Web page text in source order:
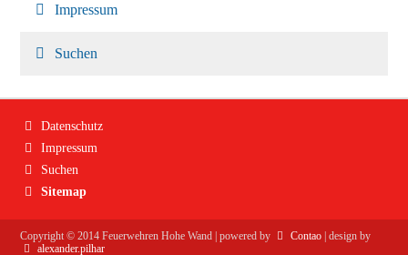
Impressum
Suchen
Navigation
Datenschutz
Impressum
Suchen
Sitemap
Copyright ©2014 Feuerwehren Hohe Wand | powered by Contao | design by
alexander.pilhar